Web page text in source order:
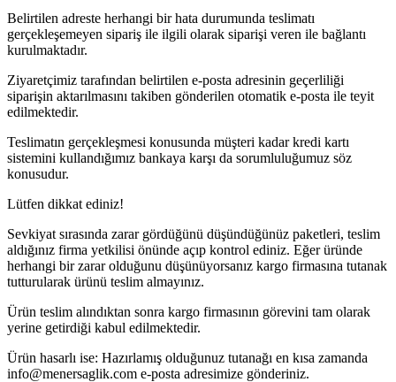
Belirtilen adreste herhangi bir hata durumunda teslimatı
gerçekleşemeyen sipariş ile ilgili olarak siparişi veren ile bağlantı
kurulmaktadır.
Ziyaretçimiz tarafından belirtilen e-posta adresinin geçerliliği
siparişin aktarılmasını takiben gönderilen otomatik e-posta ile teyit
edilmektedir.
Teslimatın gerçekleşmesi konusunda müşteri kadar kredi kartı
sistemini kullandığımız bankaya karşı da sorumluluğumuz söz
konusudur.
Lütfen dikkat ediniz!
Sevkiyat sırasında zarar gördüğünü düşündüğünüz paketleri, teslim
aldığınız firma yetkilisi önünde açıp kontrol ediniz. Eğer üründe
herhangi bir zarar olduğunu düşünüyorsanız kargo firmasına tutanak
tutturularak ürünü teslim almayınız.
Ürün teslim alındıktan sonra kargo firmasının görevini tam olarak
yerine getirdiği kabul edilmektedir.
Ürün hasarlı ise: Hazırlamış olduğunuz tutanağı en kısa zamanda
info@menersaglik.com e-posta adresimize gönderiniz.